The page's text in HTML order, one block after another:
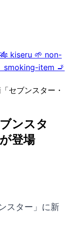
🎋 kiseru 🌱 non-
smoking-item 🚬
セブンスター・
ンスタ
登場
スター」に新